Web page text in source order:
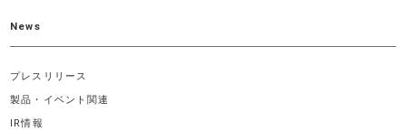
News
プレスリリース
製品・イベント関連
IR情報